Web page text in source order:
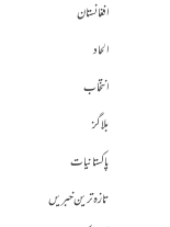
افغانستان
الحاد
انتخاب
بلاگز
پاکستانیات
تازہ ترین خبریں